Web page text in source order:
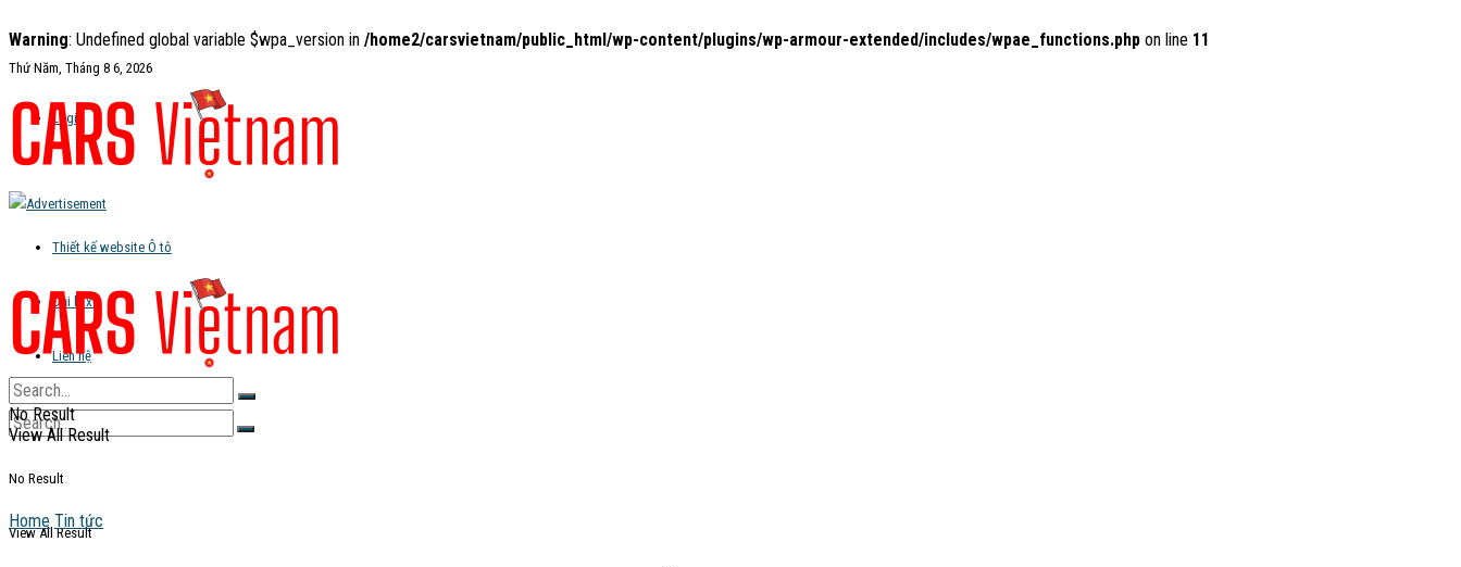
Warning: Undefined global variable $wpa_version in /home2/carsvietnam/public_html/wp-content/plugins/wp-armour-extended/includes/wpae_functions.php on line 11
Thứ Năm, Tháng 8 6, 2026
Login
Thiết kế website Ô tô
Đại lý xe
Liên hệ
No Result
View All Result
No Result
View All Result
Home Tin tức